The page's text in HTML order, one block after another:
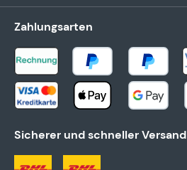
Zahlungsarten
Sicherer und schneller Versand